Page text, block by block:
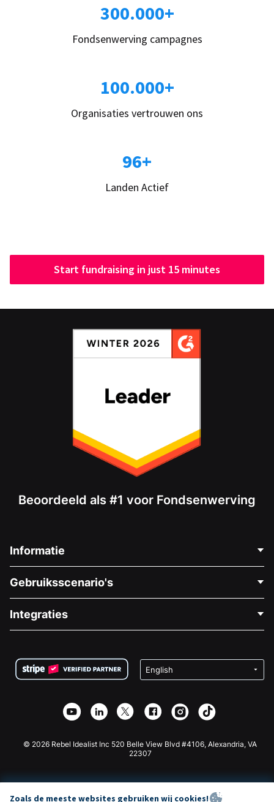
300.000+
Fondsenwerving campagnes
100.000+
Organisaties vertrouwen ons
96+
Landen Actief
Start fundraising in just 15 minutes
Beoordeeld als #1 voor Fondsenwerving
Informatie
Over Ons
Vacatures
Privacy
Affiliate Partnerschap
Gebruiksscenario's
Medische Fondsenwerving
Goede Doelen Fondsenwerving
Integraties
Wix Donatie Plugin
Webflow Donatie App
Joomla Donatie
© 2026 Rebel Idealist Inc 520 Belle View Blvd #4106, Alexandria, VA
22307
Zoals de meeste websites gebruiken wij cookies!